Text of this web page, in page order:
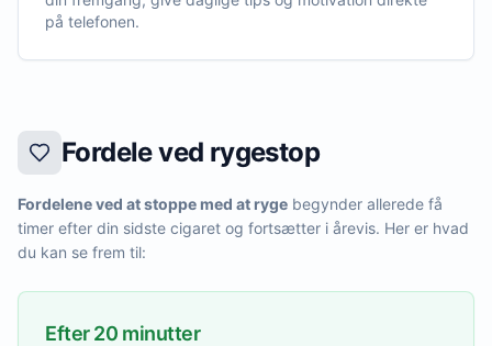
på telefonen.
Fordele ved rygestop
Fordelene ved at stoppe med at ryge begynder allerede få
timer efter din sidste cigaret og fortsætter i årevis. Her er hvad
du kan se frem til:
Efter 20 minutter